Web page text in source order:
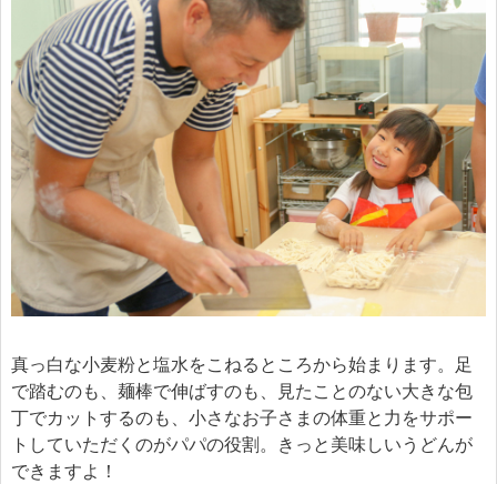
真っ白な小麦粉と塩水をこねるところから始まります。足
で踏むのも、麺棒で伸ばすのも、見たことのない大きな包
丁でカットするのも、小さなお子さまの体重と力をサポー
トしていただくのがパパの役割。きっと美味しいうどんが
できますよ！